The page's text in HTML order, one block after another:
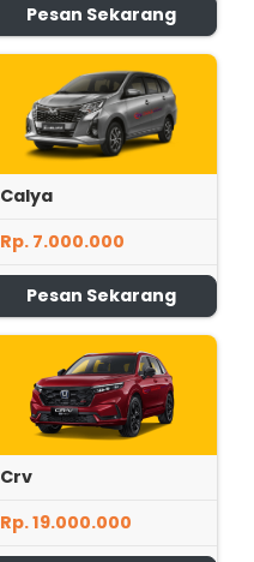
Pesan Sekarang
Calya
Rp. 7.000.000
Pesan Sekarang
Crv
Rp. 19.000.000